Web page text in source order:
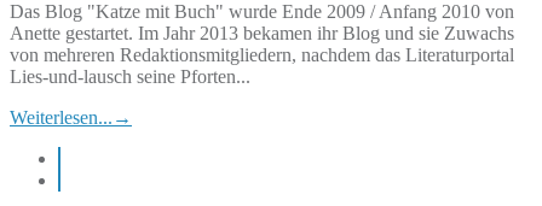
Das Blog "Katze mit Buch" wurde Ende 2009 / Anfang 2010 von
Anette gestartet. Im Jahr 2013 bekamen ihr Blog und sie Zuwachs
von mehreren Redaktionsmitgliedern, nachdem das Literaturportal
Lies-und-lausch seine Pforten...
Weiterlesen... →